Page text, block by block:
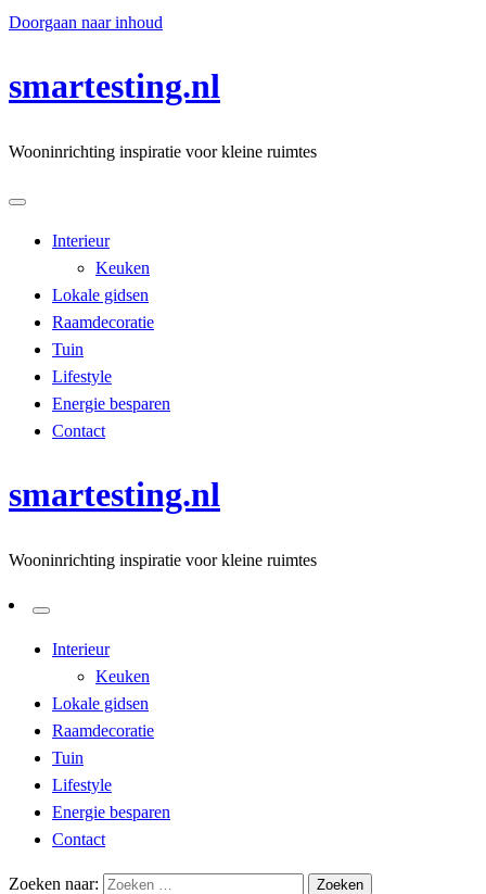
Doorgaan naar inhoud
smartesting.nl
Wooninrichting inspiratie voor kleine ruimtes
Interieur
Keuken
Lokale gidsen
Raamdecoratie
Tuin
Lifestyle
Energie besparen
Contact
smartesting.nl
Wooninrichting inspiratie voor kleine ruimtes
Interieur
Keuken
Lokale gidsen
Raamdecoratie
Tuin
Lifestyle
Energie besparen
Contact
Zoeken naar: